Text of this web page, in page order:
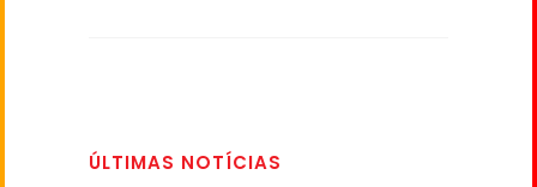
ÚLTIMAS NOTÍCIAS